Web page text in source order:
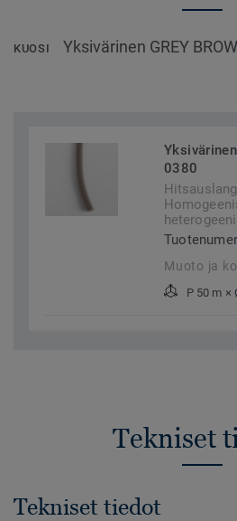
KUOSI Yksivärinen GREY
Yksivärinen
0380
Muoto ja
P 50 m ×
Tekniset
Tekniset tiedot